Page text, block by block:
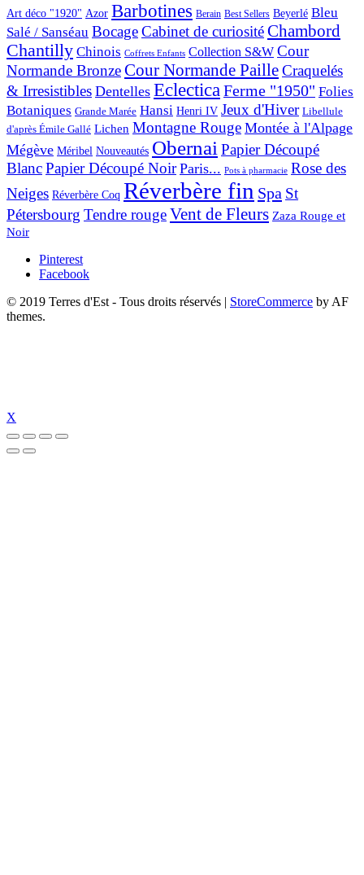
Art déco "1920" Azor Barbotines Berain Best Sellers Beyerlé Bleu
Salé / Sanséau BocageCabinet de curiositéChambord
Chantilly Chinois Coffrets Enfants Collection S&W Cour
Normande BronzeCour Normande PailleCraquelés
& Irresistibles Dentelles EclecticaFerme "1950" Folies
Botaniques Grande Marée Hansi Henri IV Jeux d'Hiver Libellule
d'après Émile Gallé Lichen Montagne Rouge Montée à l'Alpage
Mégève Méribel Nouveautés ObernaiPapier Découpé
BlancPapier Découpé Noir Paris... Pots à pharmacie Rose des
Neiges Réverbère Coq Réverbère fin Spa St
Pétersbourg Tendre rougeVent de Fleurs Zaza Rouge et
Noir
Pinterest
Facebook
© 2019 Terres d'Est - Tous droits réservés
StoreCommerce by AF
themes.
X